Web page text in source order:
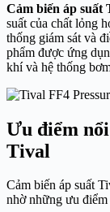
Cảm biến áp suất
suất của chất lỏng
thống giám sát và
phẩm được ứng
khí và hệ thống
Ưu điểm
Tival
Cảm biến áp suất
nhờ những ưu điểm